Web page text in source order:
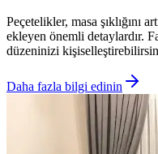
Peçetelikler, masa şıklığını
ekleyen önemli detaylardır.
düzeninizi
Daha fazla bilgi edinin